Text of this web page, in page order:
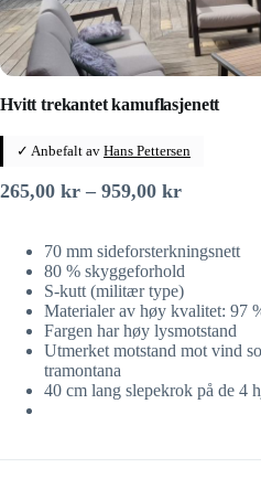
Hvitt trekantet kamuflasjenett
✓ Anbefalt av Hans Pettersen
265,00 kr – 959,00 kr
959,00 kr
70 mm sideforsterkningsnett
80 % skyggeforhold
S-kutt (militær type)
Materialer av høy kvalitet: 97
Fargen har høy lysmotstand
Utmerket motstand mot vind
tramontana
40 cm lang slepekrok på de 4